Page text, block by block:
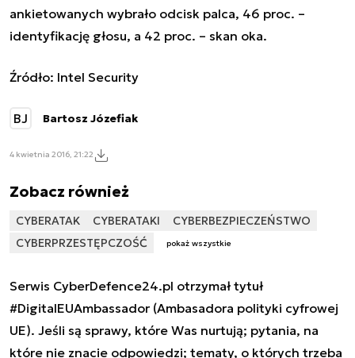
ankietowanych wybrało odcisk palca, 46 proc. –
identyfikację głosu, a 42 proc. – skan oka.
Źródło: Intel Security
BJ Bartosz Józefiak
4 kwietnia 2016, 21:22
Zobacz również
CYBERATAK CYBERATAKI
CYBERBEZPIECZEŃSTWO
CYBERPRZESTĘPCZOŚĆ
pokaż wszystkie
Serwis CyberDefence24.pl otrzymał tytuł
#DigitalEUAmbassador (Ambasadora polityki cyfrowej
UE). Jeśli są sprawy, które Was nurtują; pytania, na
które nie znacie odpowiedzi; tematy, o których trzeba